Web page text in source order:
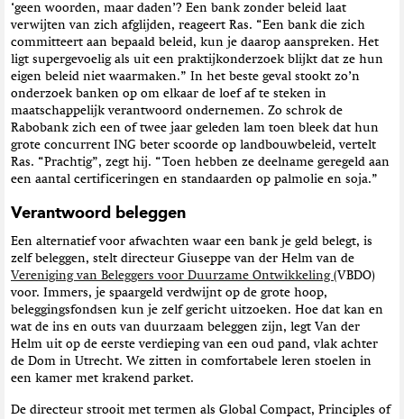
‘geen woorden, maar daden’? Een bank zonder beleid laat
verwijten van zich afglijden, reageert Ras. “Een bank die zich
committeert aan bepaald beleid, kun je daarop aanspreken. Het
ligt supergevoelig als uit een praktijkonderzoek blijkt dat ze hun
eigen beleid niet waarmaken.” In het beste geval stookt zo’n
onderzoek banken op om elkaar de loef af te steken in
maatschappelijk verantwoord ondernemen. Zo schrok de
Rabobank zich een of twee jaar geleden lam toen bleek dat hun
grote concurrent ING beter scoorde op landbouwbeleid, vertelt
Ras. “Prachtig”, zegt hij. “Toen hebben ze deelname geregeld aan
een aantal certificeringen en standaarden op palmolie en soja.”
Verantwoord beleggen
Een alternatief voor afwachten waar een bank je geld belegt, is
zelf beleggen, stelt directeur Giuseppe van der Helm van de
Vereniging van Beleggers voor Duurzame Ontwikkeling (VBDO)
voor. Immers, je spaargeld verdwijnt op de grote hoop,
beleggingsfondsen kun je zelf gericht uitzoeken. Hoe dat kan en
wat de ins en outs van duurzaam beleggen zijn, legt Van der
Helm uit op de eerste verdieping van een oud pand, vlak achter
de Dom in Utrecht. We zitten in comfortabele leren stoelen in
een kamer met krakend parket.
De directeur strooit met termen als Global Compact, Principles of